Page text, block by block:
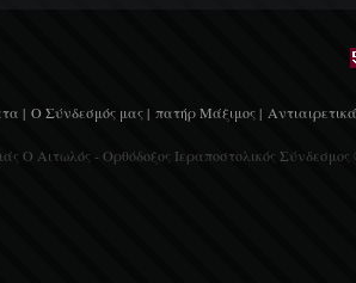
| Ο Σύνδεσμός μας | πατήρ Μάξιμος |
Ο Αιτωλός - Ορθόδοξος Ιεραποστολικός